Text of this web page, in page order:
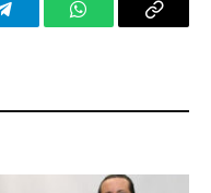
TelegramWhatsAppCopy